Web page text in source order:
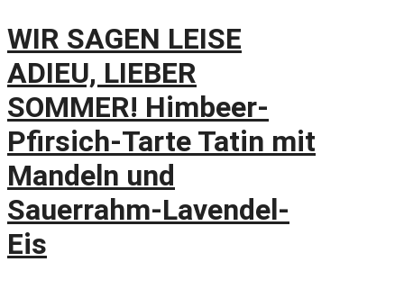
WIR SAGEN LEISE
ADIEU, LIEBER
SOMMER! Himbeer-
Pfirsich-Tarte Tatin mit
Mandeln und
Sauerrahm-Lavendel-
Eis